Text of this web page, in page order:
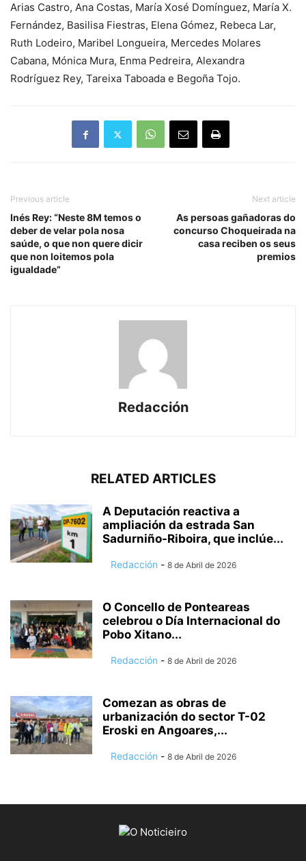
Arias Castro, Ana Costas, María Xosé Domínguez, María X.
Fernández, Basilisa Fiestras, Elena Gómez, Rebeca Lar,
Ruth Lodeiro, Maribel Longueira, Mercedes Molares
Cabana, Mónica Mura, Enma Pedreira, Alexandra
Rodríguez Rey, Tareixa Taboada e Begoña Tojo.
Previous article
Inés Rey: “Neste 8M temos o
deber de velar pola nosa
saúde, o que non quere dicir
que non loitemos pola
igualdade”
Next article
As persoas gañadoras do
concurso Choqueirada na
casa reciben os seus
premios
Redacción
RELATED ARTICLES
A Deputación reactiva a
ampliación da estrada San
Sadurniño-Riboira, que inclúe...
Redacción - 8 de Abril de 2026
O Concello de Ponteareas
celebrou o Día Internacional do
Pobo Xitano...
Redacción - 8 de Abril de 2026
Comezan as obras de
urbanización do sector T-02
Eroski en Angoares,...
Redacción - 8 de Abril de 2026